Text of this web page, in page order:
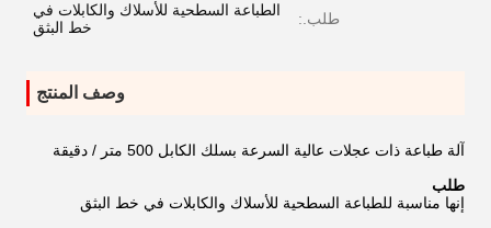
طلب.:
الطباعة السطحية للأسلاك والكابلات في
خط البثق
وصف المنتج
آلة طباعة ذات عجلات عالية السرعة بسلك الكابل 500 متر / دقيقة
طلب
إنها مناسبة للطباعة السطحية للأسلاك والكابلات في خط البثق